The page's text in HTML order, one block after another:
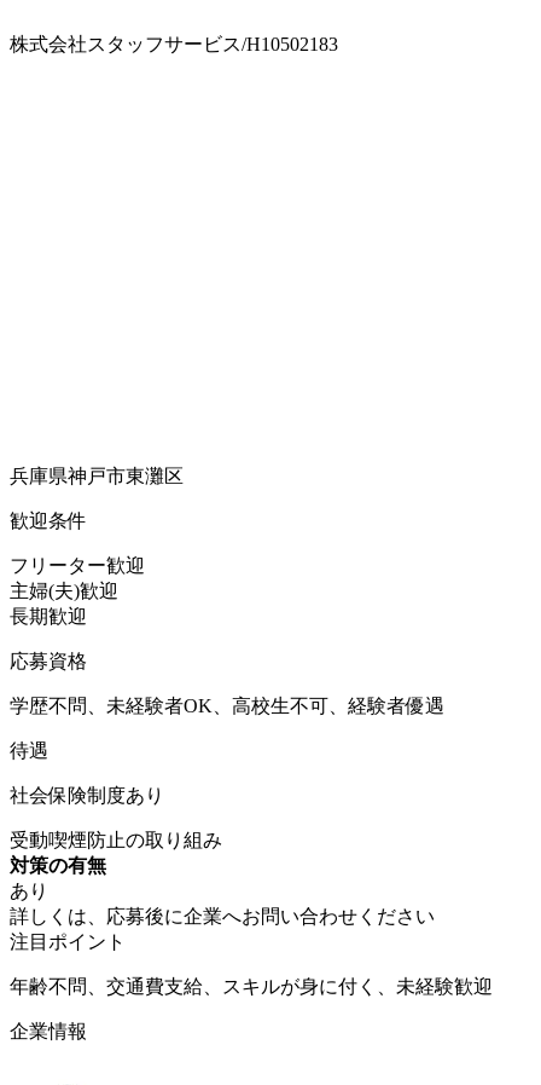
株式会社スタッフサービス/H10502183
兵庫県神戸市東灘区
歓迎条件
フリーター歓迎
主婦(夫)歓迎
長期歓迎
応募資格
学歴不問、未経験者OK、高校生不可、経験者優遇
待遇
社会保険制度あり
受動喫煙防止の取り組み
対策の有無
あり
詳しくは、応募後に企業へお問い合わせください
注目ポイント
年齢不問、交通費支給、スキルが身に付く、未経験歓迎
企業情報